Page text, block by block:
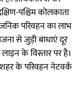
पश्चिम कोलकाता
परिवहन का लाभ
से जुड़ी बाधाएं दूर
के विस्तार पर है।
के परिवहन नेटवर्क